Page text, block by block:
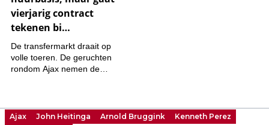
Ajax John Heitinga Arnold Bruggink
Kenneth Perez